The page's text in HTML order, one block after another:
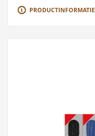
PRODUCTINFORMATIE